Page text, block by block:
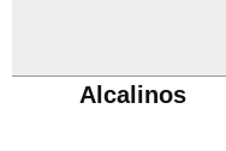
Alcalinos